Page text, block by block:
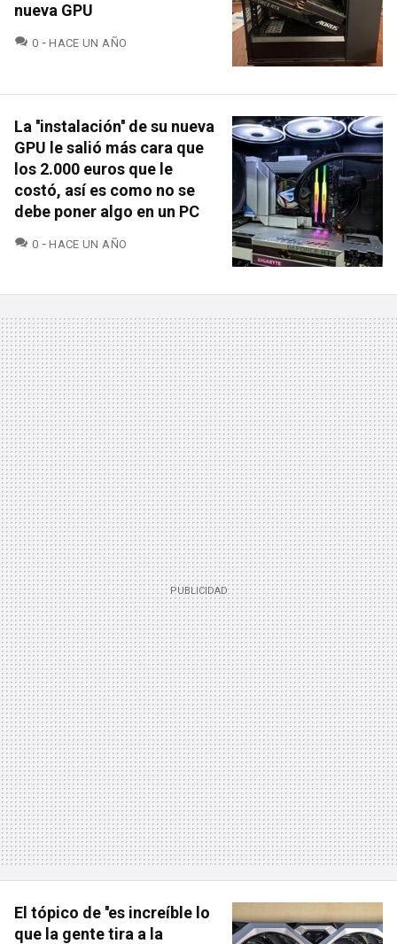
nueva GPU
0 COMENTARIOS
HACE UN AÑO
La ''instalación'' de su nueva
GPU le salió más cara que
los 2.000 euros que le
costó, así es como no se
debe poner algo en un PC
0 COMENTARIOS
HACE UN AÑO
El tópico de ''es increíble lo
que la gente tira a la